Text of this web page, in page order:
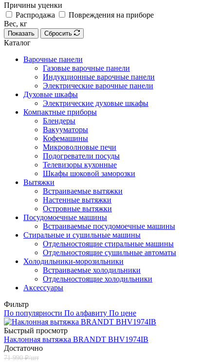
Причины уценки
Распродажа
Повреждения на приборе
Вес, кг
Показать Сбросить
Каталог
Варочные панели
Газовые варочные панели
Индукционные варочные панели
Электрические варочные панели
Духовые шкафы
Электрические духовые шкафы
Компактные приборы
Блендеры
Вакууматоры
Кофемашины
Микроволновые печи
Подогреватели посуды
Телевизоры кухонные
Шкафы шоковой заморозки
Вытяжки
Встраиваемые вытяжки
Настенные вытяжки
Островные вытяжки
Посудомоечные машины
Встраиваемые посудомоечные машины
Стиральные и сушильные машины
Отдельностоящие стиральные машины
Отдельностоящие сушильные автоматы
Холодильники-морозильники
Встраиваемые холодильники
Отдельностоящие холодильники
Аксессуары
Фильтр
По популярности По алфавиту По цене
Быстрый просмотр
Наклонная вытяжка BRANDT BHV1974IB
Достаточно
71 990₽/шт